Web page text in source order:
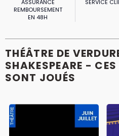
ASSURANCE
REMBOURSEMENT
EN 48H
SERVICE
THÉÂTRE DE
SHAKESPEARE -
SONT JOUÉS